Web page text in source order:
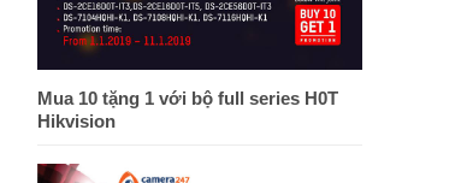
Mua 10 tặng 1 với bộ full series H0T
Hikvision